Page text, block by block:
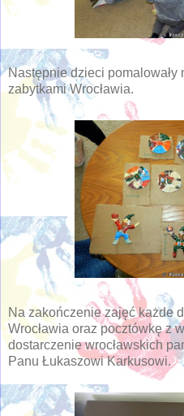
Następnie dzieci
zabytkami Wrocławia.
Na zakończenie zajęć każde
Wrocławia oraz pocztówkę z
dostarczenie wrocławskich
Panu Łukaszowi Karkusowi.